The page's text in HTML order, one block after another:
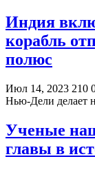
Индия
корабль
полюс
Июл 14, 2023 210
Нью-Дели делает
Ученые
главы в